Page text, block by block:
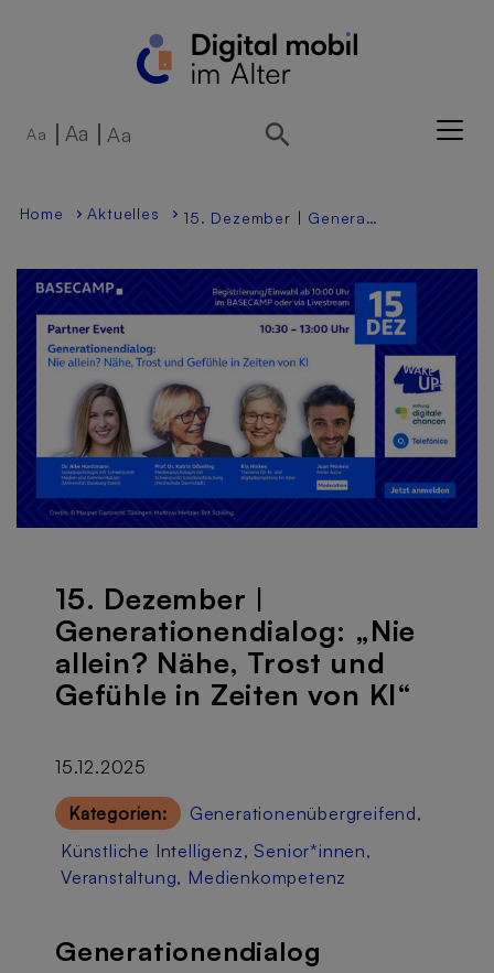
Direkt zur Hauptnavigation springen
Direkt zum Inhalt springen
Aa Aa Aa
Home Aktuelles 15. Dezember | Generationendialog: „Nie allein? Nähe, Trost und Gefühle in Zeiten von KI“
15. Dezember |
Generationendialog: „Nie
allein? Nähe, Trost und
Gefühle in Zeiten von KI“
15.12.2025
Kategorien: Generationenübergreifend,
Künstliche Intelligenz, Senior*innen,
Veranstaltung, Medienkompetenz
Generationendialog